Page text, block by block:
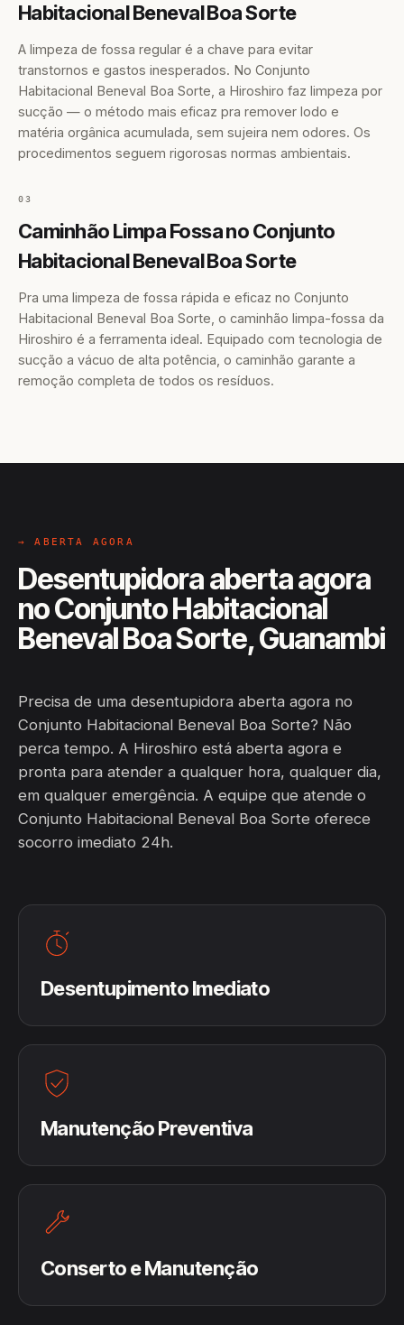
Habitacional Beneval Boa Sorte
A limpeza de fossa regular é a chave para evitar
transtornos e gastos inesperados. No Conjunto
Habitacional Beneval Boa Sorte, a Hiroshiro faz limpeza por
sucção — o método mais eficaz pra remover lodo e
matéria orgânica acumulada, sem sujeira nem odores. Os
procedimentos seguem rigorosas normas ambientais.
03
Caminhão Limpa Fossa no Conjunto
Habitacional Beneval Boa Sorte
Pra uma limpeza de fossa rápida e eficaz no Conjunto
Habitacional Beneval Boa Sorte, o caminhão limpa-fossa da
Hiroshiro é a ferramenta ideal. Equipado com tecnologia de
sucção a vácuo de alta potência, o caminhão garante a
remoção completa de todos os resíduos.
→ ABERTA AGORA
Desentupidora aberta agora
no Conjunto Habitacional
Beneval Boa Sorte, Guanambi
Precisa de uma desentupidora aberta agora no
Conjunto Habitacional Beneval Boa Sorte? Não
perca tempo. A Hiroshiro está aberta agora e
pronta para atender a qualquer hora, qualquer dia,
em qualquer emergência. A equipe que atende o
Conjunto Habitacional Beneval Boa Sorte oferece
socorro imediato 24h.
Desentupimento Imediato
Manutenção Preventiva
Conserto e Manutenção